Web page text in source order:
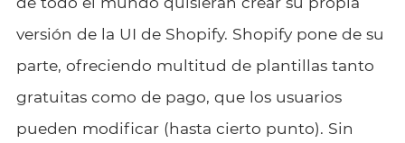
versión de la UI de Shopify. Shopify pone de su
parte, ofreciendo multitud de plantillas tanto
gratuitas como de pago, que los usuarios
pueden modificar (hasta cierto punto). Sin